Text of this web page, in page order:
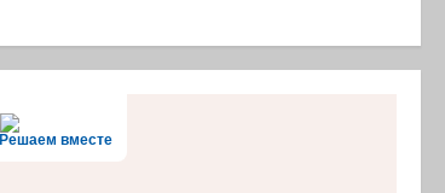
Решаем вместе